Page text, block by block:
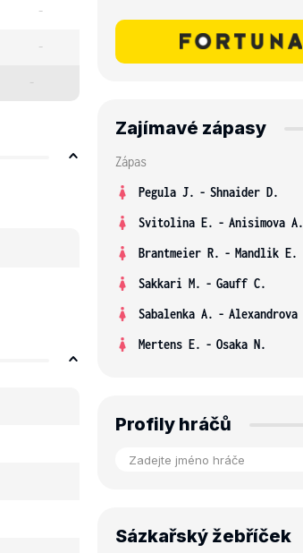
-
-
-
Zajímavé zápasy
Zápas
Pegula J. - Shnaider D.
Svitolina E. - Anisimova A.
Brantmeier R. - Mandlik E.
Sakkari M. - Gauff C.
Sabalenka A. -
Mertens E. - Osaka N.
Profily hráčů
Sázkařský žebříček